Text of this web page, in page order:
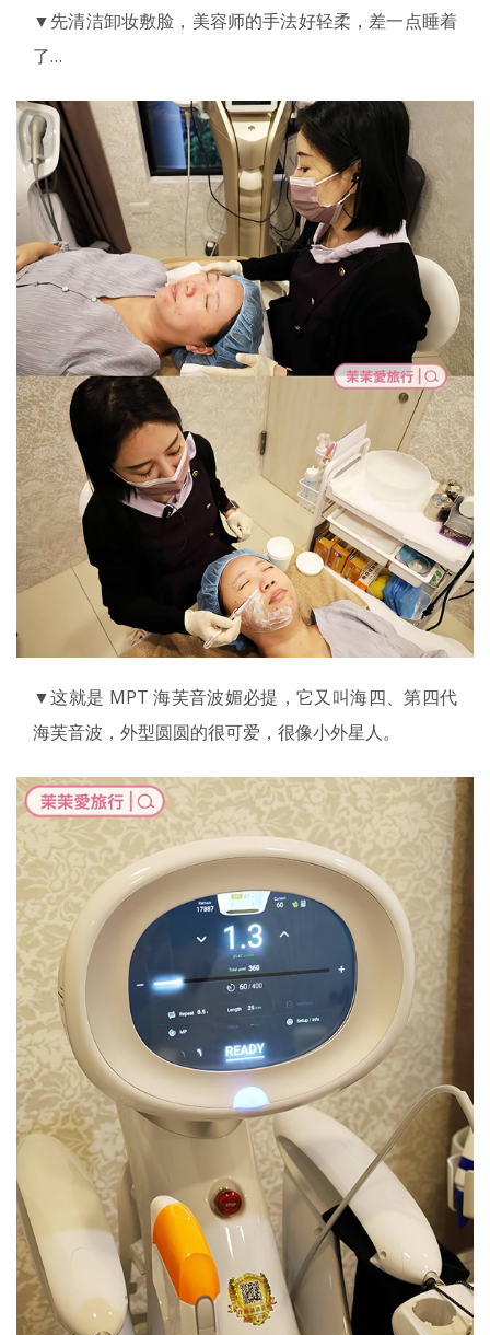
▼先清洁卸妆敷脸，美容师的手法好轻柔，差一点睡着
了…
▼这就是 MPT 海芙音波媚必提，它又叫海四、第四代
海芙音波，外型圆圆的很可爱，很像小外星人。